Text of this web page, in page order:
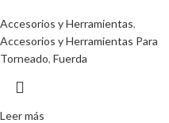
Accesorios y Herramientas,
Accesorios y Herramientas Para
Torneado, Fuerda
Leer más